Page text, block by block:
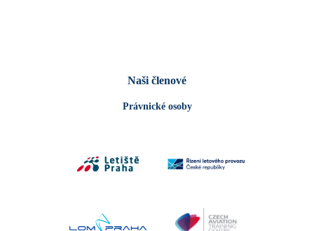
Naši členové
Právnické osoby